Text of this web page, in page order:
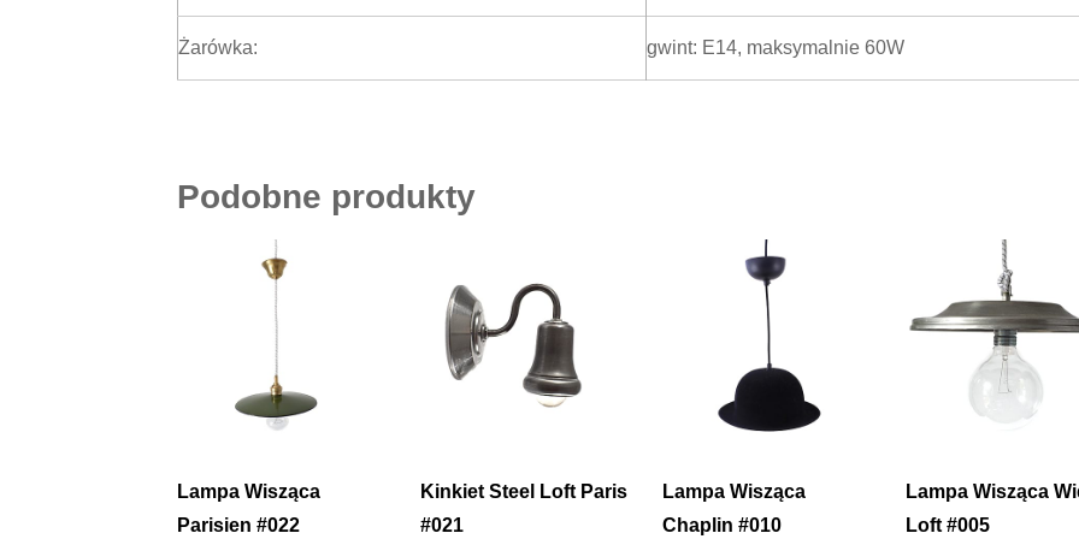
Żarówka: gwint: E14, maksymalnie 60W
Podobne produkty
Lampa Wisząca
Parisien #022
Kinkiet Steel Loft Paris
#021
Lampa Wisząca
Chaplin #010
Lampa Wisząca
Loft #005